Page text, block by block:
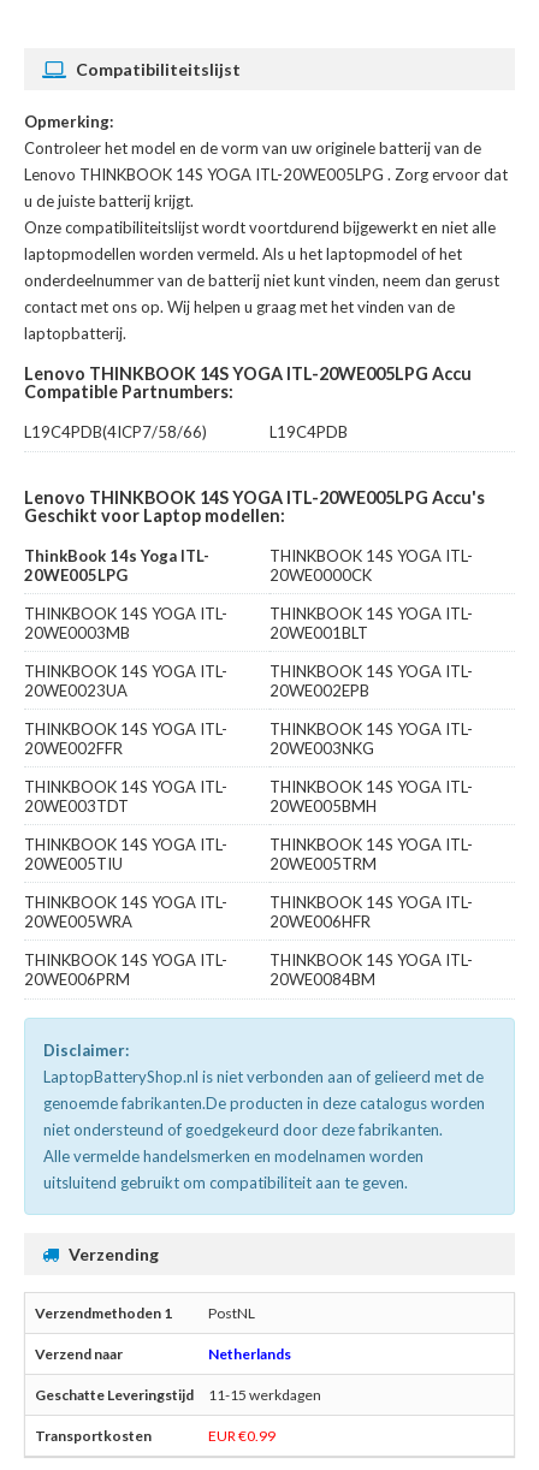
Compatibiliteitslijst
Opmerking:
Controleer het model en de vorm van uw originele batterij van de
Lenovo THINKBOOK 14S YOGA ITL-20WE005LPG . Zorg ervoor dat
u de juiste batterij krijgt.
Onze compatibiliteitslijst wordt voortdurend bijgewerkt en niet alle
laptopmodellen worden vermeld. Als u het laptopmodel of het
onderdeelnummer van de batterij niet kunt vinden, neem dan gerust
contact met ons op. Wij helpen u graag met het vinden van de
laptopbatterij.
Lenovo THINKBOOK 14S YOGA ITL-20WE005LPG Accu
Compatible Partnumbers:
L19C4PDB(4ICP7/58/66) L19C4PDB
Lenovo THINKBOOK 14S YOGA ITL-20WE005LPG Accu's
Geschikt voor Laptop modellen:
ThinkBook 14s Yoga ITL-
20WE005LPG
THINKBOOK 14S YOGA ITL-
20WE0000CK
THINKBOOK 14S YOGA ITL-
20WE0003MB
THINKBOOK 14S YOGA ITL-
20WE001BLT
THINKBOOK 14S YOGA ITL-
20WE0023UA
THINKBOOK 14S YOGA ITL-
20WE002EPB
THINKBOOK 14S YOGA ITL-
20WE002FFR
THINKBOOK 14S YOGA ITL-
20WE003NKG
THINKBOOK 14S YOGA ITL-
20WE003TDT
THINKBOOK 14S YOGA ITL-
20WE005BMH
THINKBOOK 14S YOGA ITL-
20WE005TIU
THINKBOOK 14S YOGA ITL-
20WE005TRM
THINKBOOK 14S YOGA ITL-
20WE005WRA
THINKBOOK 14S YOGA ITL-
20WE006HFR
THINKBOOK 14S YOGA ITL-
20WE006PRM
THINKBOOK 14S YOGA ITL-
20WE0084BM
Disclaimer:
LaptopBatteryShop.nl is niet verbonden aan of gelieerd met de
genoemde fabrikanten.De producten in deze catalogus worden
niet ondersteund of goedgekeurd door deze fabrikanten.
Alle vermelde handelsmerken en modelnamen worden
uitsluitend gebruikt om compatibiliteit aan te geven.
Verzending
PostNL
Netherlands
11-15 werkdagen
EUR €0.99